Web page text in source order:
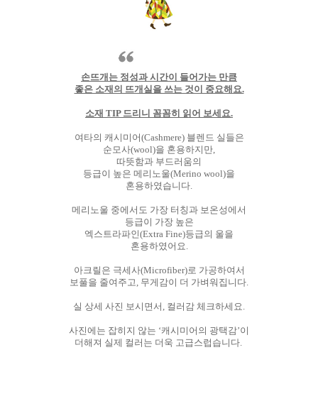
손뜨개는 정성과 시간이 들어가는 만큼
좋은 소재의 뜨개실을 쓰는 것이 중요해요.
소재 TIP 드리니 꼼꼼히 읽어 보세요.
여타의 캐시미어(Cashmere) 블렌드 실들은
순모사(wool)을 혼용하지만,
따뜻함과 부드러움의
등급이 높은 메리노울(Merino wool)을
혼용하였습니다.
메리노울 중에서도 가장 터칭과 보온성에서
등급이 가장 높은
엑스트라파인(Extra Fine)등급의 울을
혼용하였어요.
아크릴은 극세사(Microfiber)로 가공하여서
보풀을 줄여주고, 무게감이 더 가벼워집니다.
실 상세 사진 보시면서, 컬러감 체크하세요.
사진에는 잡히지 않는 ‘캐시미어의 광택감’이
더해져 실제 컬러는 더욱 고급스럽습니다.